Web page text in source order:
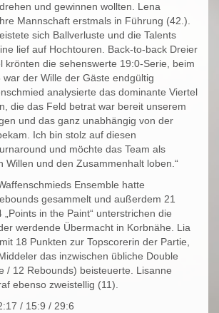
und gewinnen wollten. Lena
Mannschaft erstmals in Führung (42.).
sich Ballverluste und die Talents
lief auf Hochtouren. Back-to-back Dreier
krönten die sehenswerte 19:0-Serie, beim
war der Wille der Gäste endgültig
analysierte das dominante Viertel
die das Feld betrat war bereit unserem
und das ganz unabhängig von der
Ich bin stolz auf diesen
und möchte das Team als
Willen und den Zusammenhalt loben.“
Ensemble hatte
gesammelt und außerdem 21
„Points in the Paint“ unterstrichen die
werdende Übermacht in Korbnähe. Lia
18 Punkten zur Topscorerin der Partie,
das inzwischen übliche Double
/ 12 Rebounds) beisteuerte. Lisanne
ebenso zweistellig (11).
/ 15:9 / 29:6